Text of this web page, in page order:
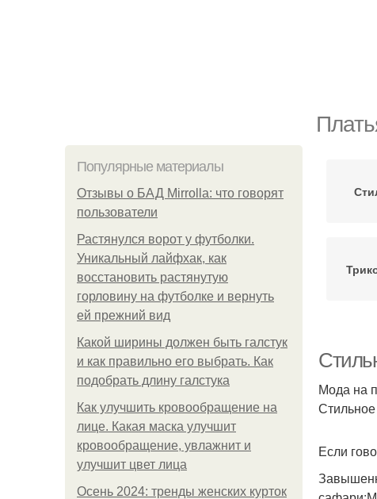
Популярные материалы
Отзывы о БАД Mirrolla: что говорят
пользователи
Растянулся ворот у футболки.
Уникальный лайфхак, как
восстановить растянутую
горловину на футболке и вернуть
ей прежний вид
Какой ширины должен быть галстук
и как правильно его выбрать. Как
подобрать длину галстука
Как улучшить кровообращение на
лице. Какая маска улучшит
кровообращение, увлажнит и
улучшит цвет лица
Осень 2024: тренды женских курток
Мода на
Стильное
Если